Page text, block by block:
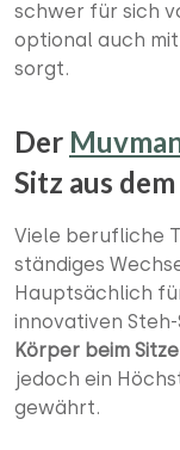
schwer für sich
optional auch
sorgt.
Der
Sitz aus
Viele berufliche
ständiges
Hauptsächlich
innovativen
Körper beim
jedoch ein
gewährt.